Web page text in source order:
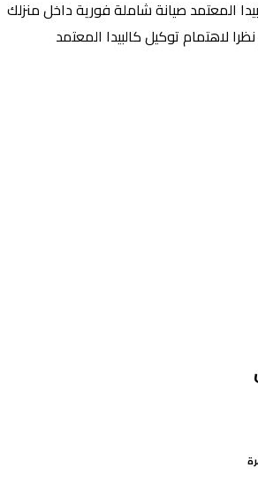
المعتمد صيانة شاملة فورية داخل منزلك
لاهتمام توكيل كالبيدا المعتمد